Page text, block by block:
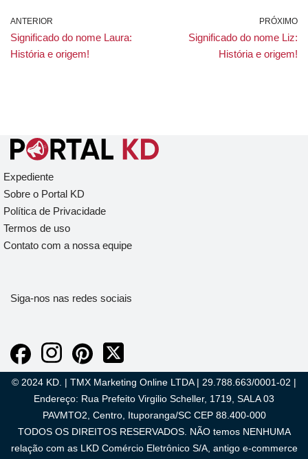
ANTERIOR
Significado do nome Laura:
História e origem!
PRÓXIMO
Significado do nome Liz:
História e origem!
Expediente
Sobre o Portal KD
Política de Privacidade
Termos de uso
Contato com a nossa equipe
Siga-nos nas redes sociais
© 2024 KD. | TMX Marketing Online LTDA | 29.788.663/0001-02 |
Endereço: Rua Prefeito Virgilio Scheller, 1719, SALA 03
PAVMTO2, Centro, Ituporanga/SC CEP 88.400-000
TODOS OS DIREITOS RESERVADOS. NÃO temos NENHUMA
relação com as LKD Comércio Eletrônico S/A, antigo e-commerce